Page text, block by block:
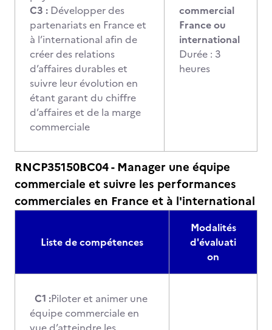
C3 : Développer des
partenariats en France et
à l’international afin de
créer des relations
d’affaires durables et
suivre leur évolution en
étant garant du chiffre
d’affaires et de la marge
commerciale
commercial
France ou
international
Durée : 3
heures
RNCP35150BC04 - Manager une équipe
commerciale et suivre les performances
commerciales en France et à l'international
Liste de compétences
Modalités
d'évaluati
on
C1 :Piloter et animer une
équipe commerciale en